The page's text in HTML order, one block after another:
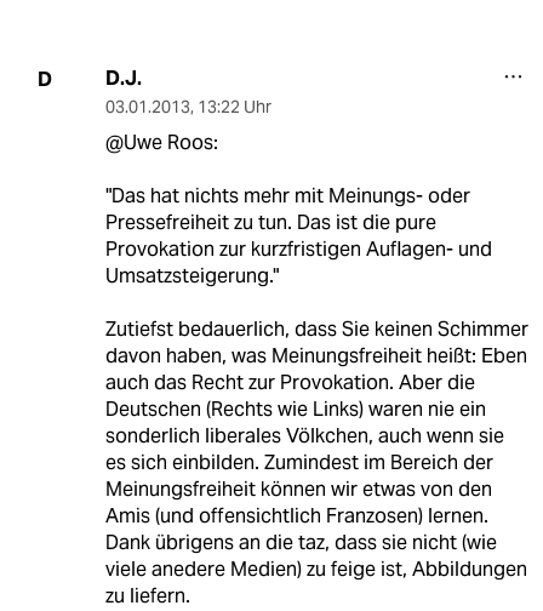
D D.J.
03.01.2013, 13:22 Uhr
@Uwe Roos:
"Das hat nichts mehr mit Meinungs- oder
Pressefreiheit zu tun. Das ist die pure
Provokation zur kurzfristigen Auflagen- und
Umsatzsteigerung."
Zutiefst bedauerlich, dass Sie keinen Schimmer
davon haben, was Meinungsfreiheit heißt: Eben
auch das Recht zur Provokation. Aber die
Deutschen (Rechts wie Links) waren nie ein
sonderlich liberales Völkchen, auch wenn sie
es sich einbilden. Zumindest im Bereich der
Meinungsfreiheit können wir etwas von den
Amis (und offensichtlich Franzosen) lernen.
Dank übrigens an die taz, dass sie nicht (wie
viele anedere Medien) zu feige ist, Abbildungen
zu liefern.